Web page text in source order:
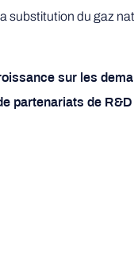
du gaz
sur les
partenariats de